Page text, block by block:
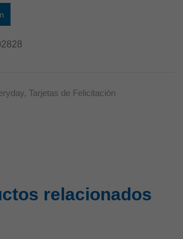
, Tarjetas de Felicitación
relacionados